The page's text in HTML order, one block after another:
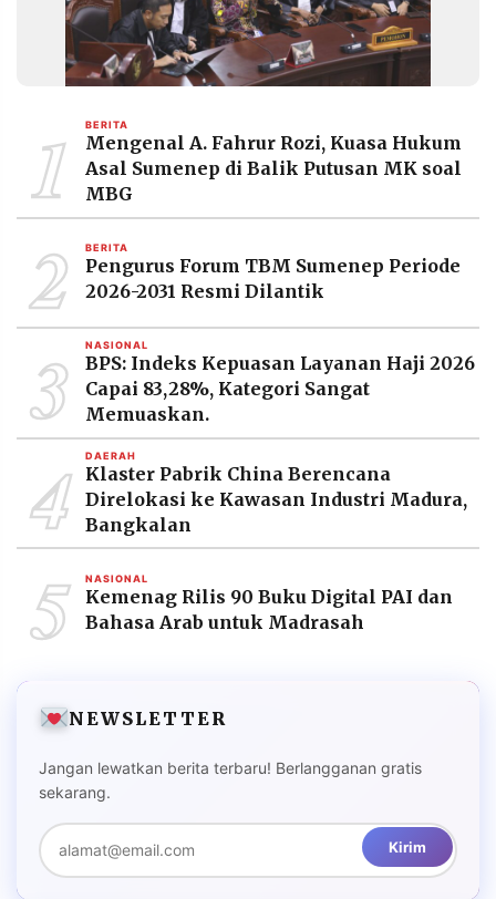
1 BERITA
Mengenal A. Fahrur Rozi, Kuasa Hukum
Asal Sumenep di Balik Putusan MK soal
MBG
2 BERITA
Pengurus Forum TBM Sumenep Periode
2026-2031 Resmi Dilantik
3 NASIONAL
BPS: Indeks Kepuasan Layanan Haji 2026
Capai 83,28%, Kategori Sangat
Memuaskan.
4 DAERAH
Klaster Pabrik China Berencana
Direlokasi ke Kawasan Industri Madura,
Bangkalan
5 NASIONAL
Kemenag Rilis 90 Buku Digital PAI dan
Bahasa Arab untuk Madrasah
NEWSLETTER
Jangan lewatkan berita terbaru! Berlangganan gratis
sekarang.
Kirim